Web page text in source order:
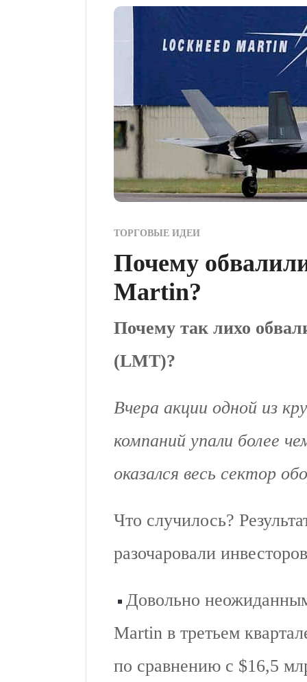
ТОРГОВЫЕ ИДЕИ
Почему
Martin?
Почему так лихо
(LMT)?
Вчера акции одной из
компаний упали более
оказался весь сектор
Что случилось?
разочаровали
Довольно
Martin в третьем
по сравнению с $16,5